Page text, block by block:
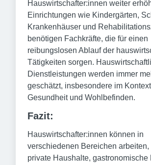
Hauswirtschafter:innen weiter
Einrichtungen wie Kindergärten,
Krankenhäuser und
benötigen Fachkräfte, die für einen
reibungslosen Ablauf der
Tätigkeiten sorgen.
Dienstleistungen werden immer
geschätzt, insbesondere im
Gesundheit und Wohlbefinden.
Fazit:
Hauswirtschafter:innen können in
verschiedenen Bereichen arbeiten,
private Haushalte, gastronomische